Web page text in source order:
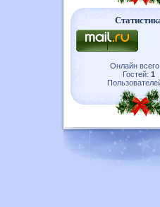
Онлайн всего:
Гостей: 1